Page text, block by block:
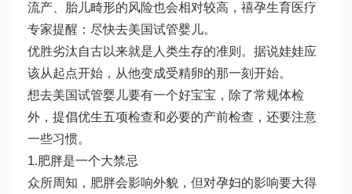
流产、胎儿畸形的风险也会相对较高，禧孕生育医疗
专家提醒：尽快去美国试管婴儿。
优胜劣汰自古以来就是人类生存的准则。据说娃娃应
该从起点开始，从他变成受精卵的那一刻开始。
想去美国试管婴儿要有一个好宝宝，除了常规体检
外，提倡优生五项检查和必要的产前检查，还要注意
一些习惯。
1.肥胖是一个大禁忌
众所周知，肥胖会影响外貌，但对孕妇的影响要大得